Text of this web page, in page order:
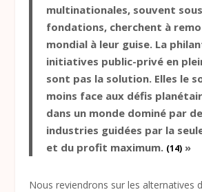
multinationales, souvent
fondations, cherchent à
mondial à leur guise. La
initiatives public-privé en
sont pas la solution. Elles le
moins face aux défis
dans un monde dominé par
industries guidées par la
et du profit maximum. (14) »
Nous reviendrons sur les alternatives